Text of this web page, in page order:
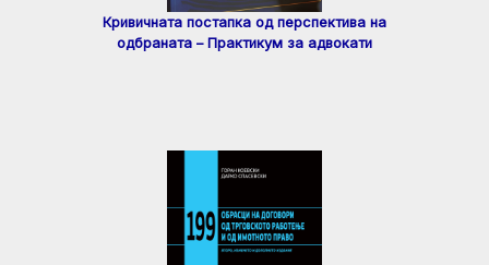
Кривичната постапка од перспектива на
одбраната – Практикум за адвокати